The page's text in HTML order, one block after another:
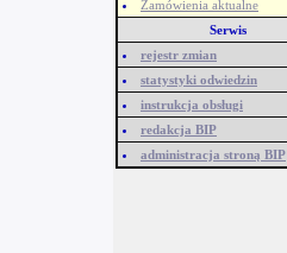
Zamówienia aktualne
Serwis
rejestr zmian
statystyki odwiedzin
instrukcja obsługi
redakcja BIP
administracja stroną BIP